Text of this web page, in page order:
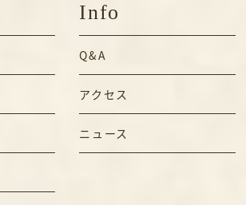
Info
Q&A
アクセス
ニュース